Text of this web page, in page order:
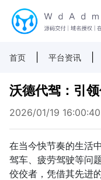
首页 平台资讯
沃德代驾：引
2026/01/19 16:00:40
在当今快节奏的生活
驾车、疲劳驾驶等问
佼佼者，凭借其先进